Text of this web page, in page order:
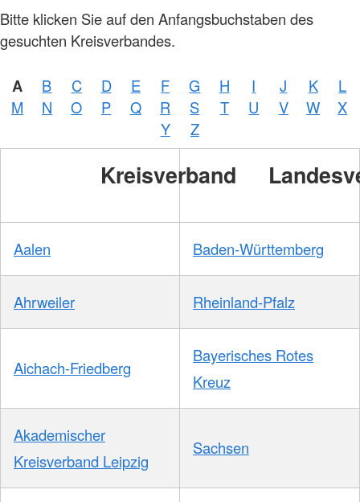
Bitte klicken Sie auf den Anfangsbuchstaben des
gesuchten Kreisverbandes.
A B C D E F G H I J K
L
M
N O P Q R S T U V W
X
Y
Z
Kreisverband
Aalen Baden-Württemberg
Ahrweiler Rheinland-Pfalz
Aichach-Friedberg
Bayerisches Rotes
Kreuz
Akademischer
Kreisverband Leipzig
Sachsen